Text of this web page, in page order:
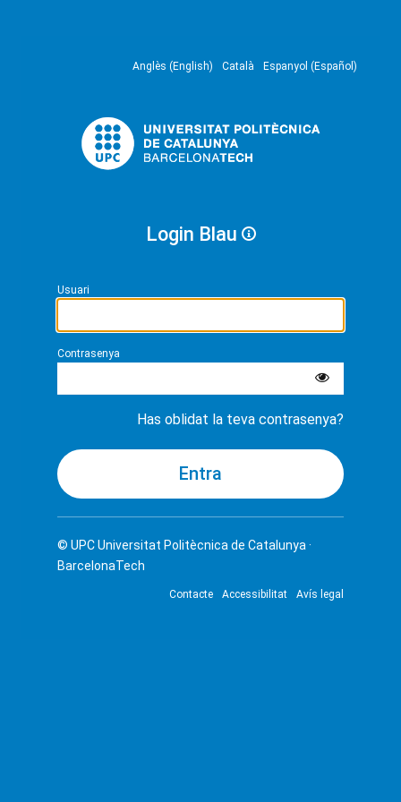
Anglès (English) Català Espanyol (Español)
Login Blau
Usuari
Contrasenya
Has oblidat la teva contrasenya?
© UPCUniversitat Politècnica de Catalunya ·
BarcelonaTech
Contacte Accessibilitat Avís legal